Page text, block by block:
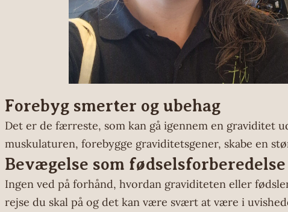
Forebyg smerter og ubehag
Det er de færreste, som kan gå igennem en graviditet
muskulaturen, forebygge graviditetsgener, skabe en
Bevægelse som fødselsforberedelse
Ingen ved på forhånd, hvordan graviditeten eller
rejse du skal på og det kan være svært at være i